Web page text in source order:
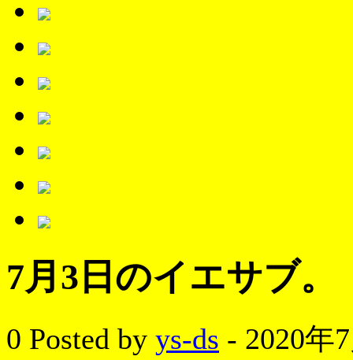
7月3日のイエサブ。
0 Posted by ys-ds - 2020年